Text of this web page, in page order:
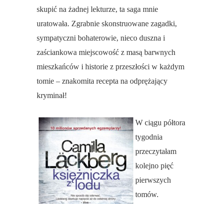
skupić na żadnej lekturze, ta saga mnie
uratowała. Zgrabnie skonstruowane zagadki,
sympatyczni bohaterowie, nieco duszna i
zaściankowa miejscowość z masą barwnych
mieszkańców i historie z przeszłości w każdym
tomie – znakomita recepta na odprężający
kryminał!
W ciągu półtora
tygodnia
przeczytałam
kolejno pięć
pierwszych
tomów.